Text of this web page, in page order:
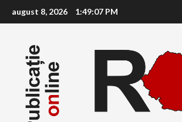
to
august 8, 2026 1:49:08 PM